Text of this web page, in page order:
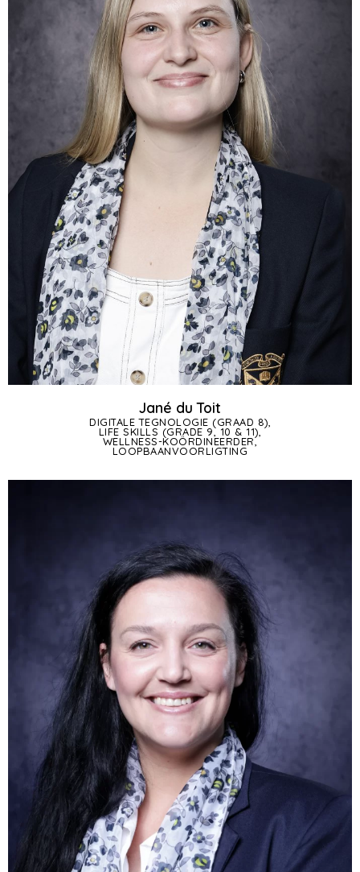
Jané du Toit
DIGITALE TEGNOLOGIE (GRAAD 8),
LIFE SKILLS (GRADE 9, 10 & 11),
WELLNESS-KOÖRDINEERDER,
LOOPBAANVOORLIGTING